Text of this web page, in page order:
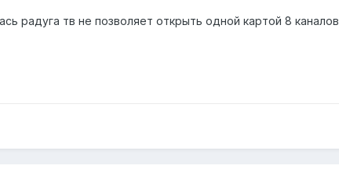
радуга тв не позволяет открыть одной картой 8 каналов